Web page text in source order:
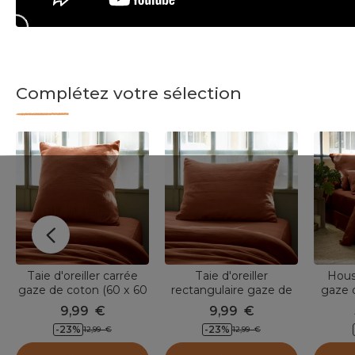
Complétez votre sélection
Taie d'oreiller carrée
gaze de coton (60 x 60
cm) Gaïa Terracotta
9,99 €
-23% 12,99 €
Taie d'oreiller
rectangulaire gaze de
coton (50 x 70 cm) Gaïa
Terracotta
9,99 €
-23% 12,99 €
gaze